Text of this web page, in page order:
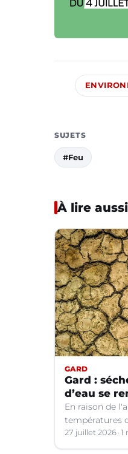
SUJETS
#Feu
À lire aussi
GARD
Gard :
d’eau se
En raison de
températures
depuis le 1er
département
27 juillet 2026 1